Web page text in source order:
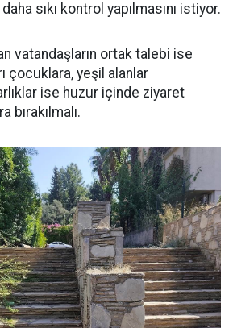
sıkı kontrol yapılmasını istiyor.
vatandaşların ortak talebi ise
çocuklara, yeşil alanlar
ise huzur içinde ziyaret
bırakılmalı.